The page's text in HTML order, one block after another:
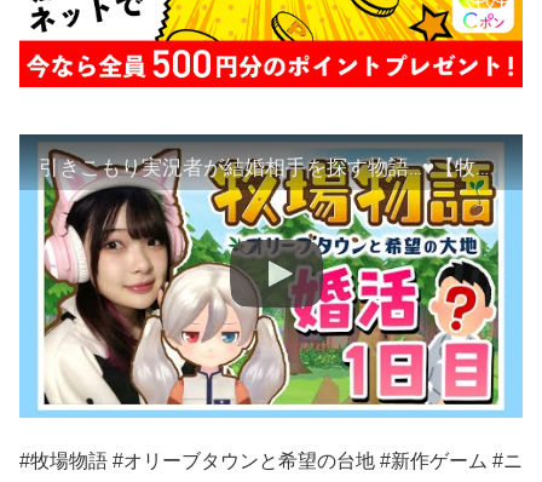
引きこもり実況者が結婚相手を探す物語…♥【牧場物語オリーブタウンと希望の台地】【女性ゲーム実況者】【TAMAchan】
#牧場物語 #オリーブタウンと希望の台地 #新作ゲーム #ニ